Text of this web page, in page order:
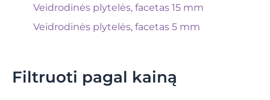
Veidrodinės plytelės, facetas 15 mm
Veidrodinės plytelės, facetas 5 mm
Filtruoti pagal kainą